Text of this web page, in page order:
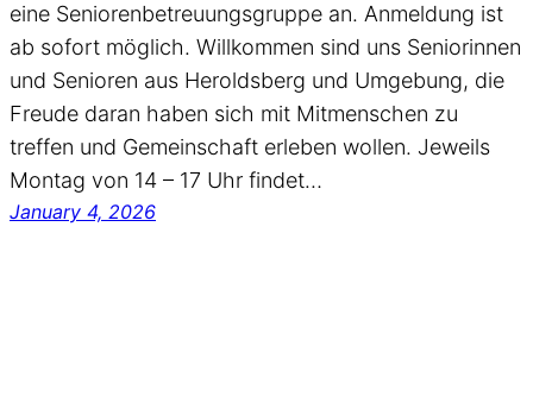
eine Seniorenbetreuungsgruppe an. Anmeldung ist
ab sofort möglich. Willkommen sind uns Seniorinnen
und Senioren aus Heroldsberg und Umgebung, die
Freude daran haben sich mit Mitmenschen zu
treffen und Gemeinschaft erleben wollen. Jeweils
Montag von 14 – 17 Uhr findet…
January 4, 2026